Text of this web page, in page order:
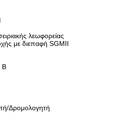
λεωφορείας
με διεπαφή SGMII
Β
Δρομολογητή